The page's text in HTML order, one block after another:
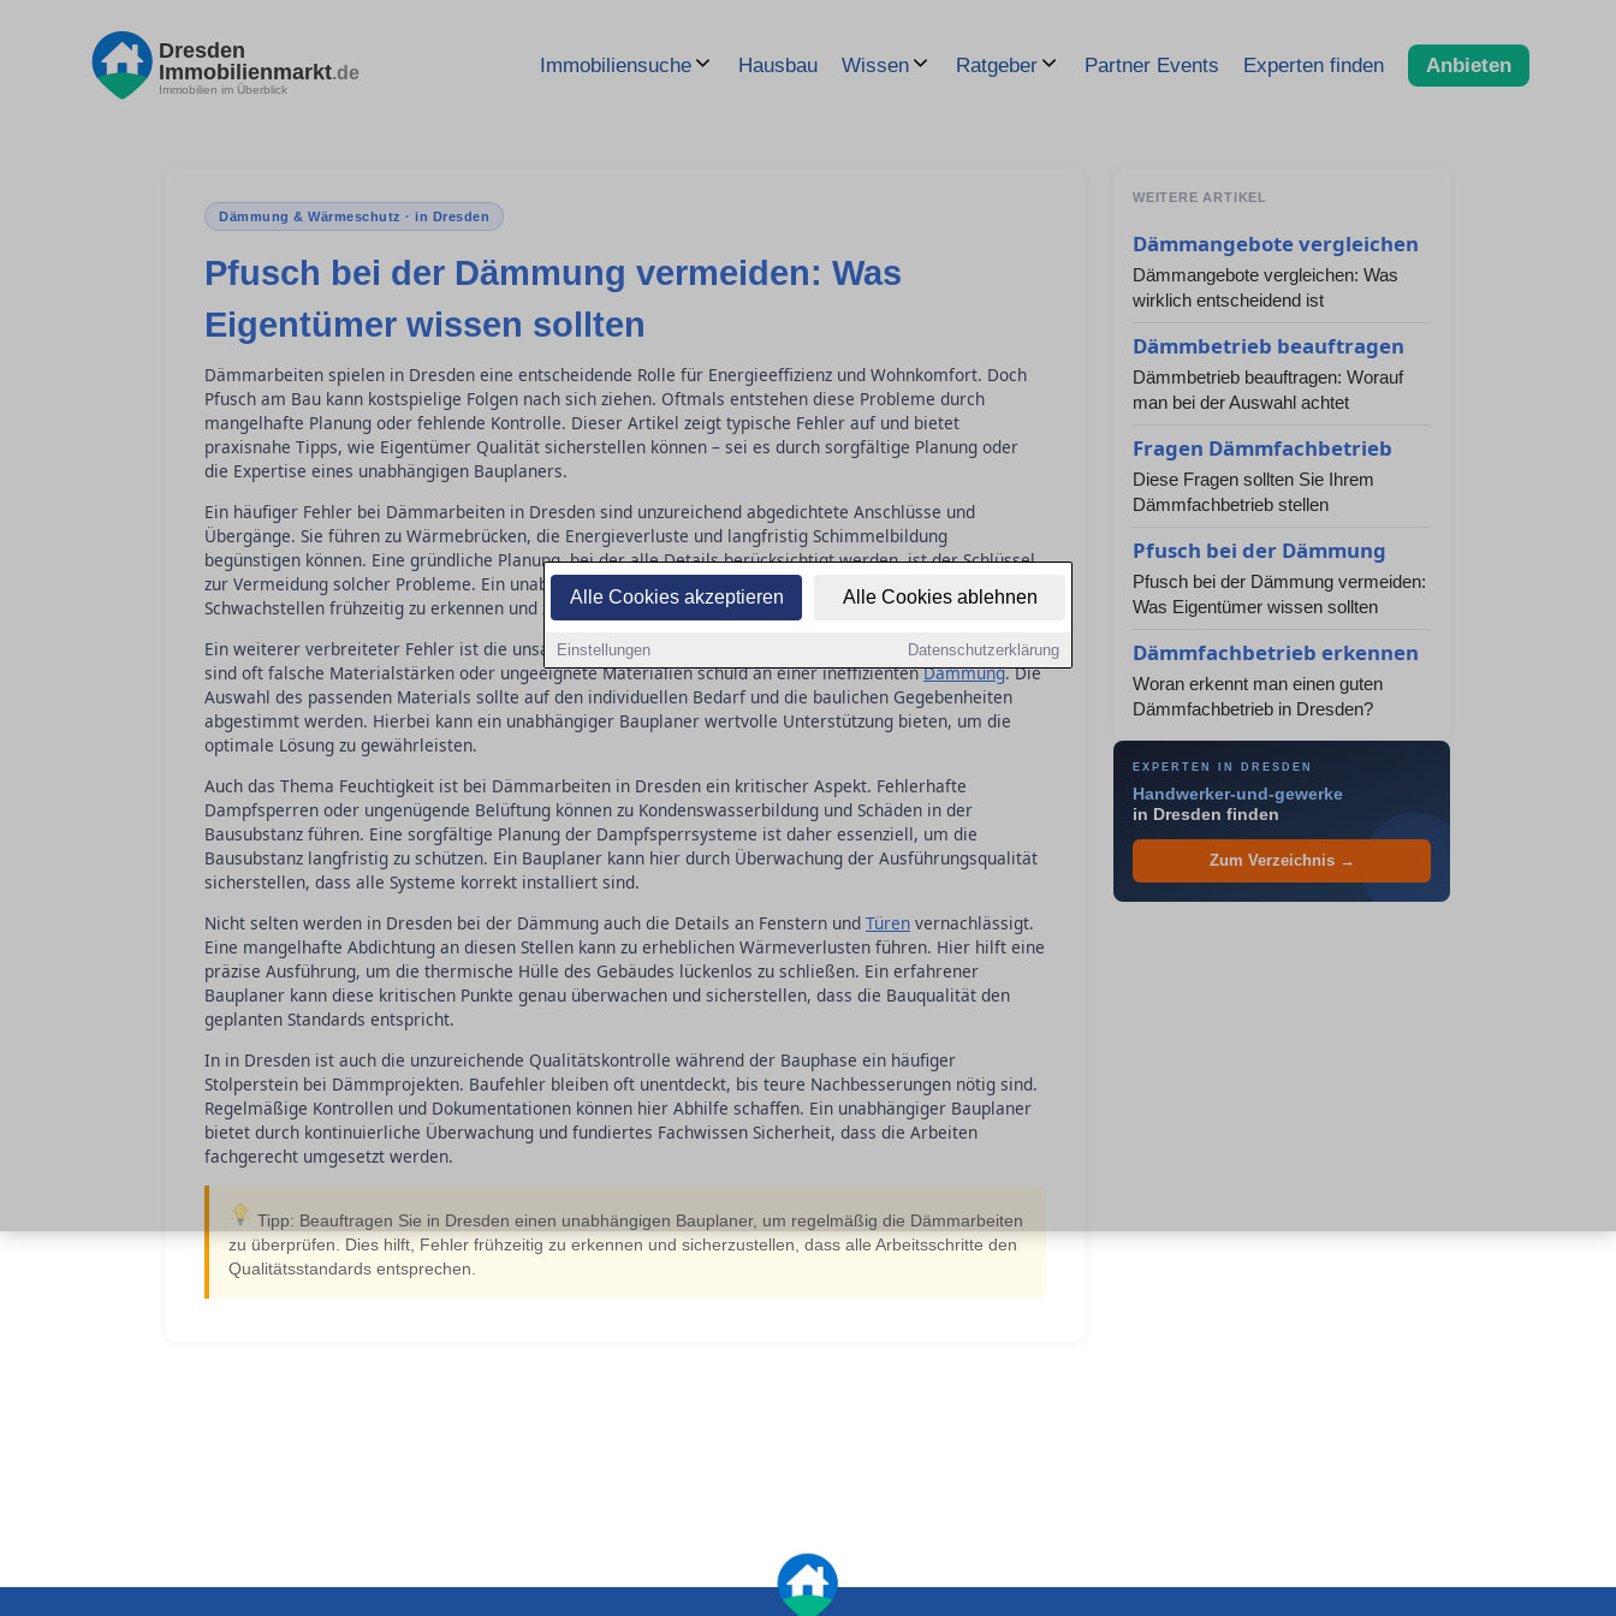
Alle Cookies akzeptieren Alle Cookies ablehnen
Einstellungen Datenschutzerklärung
Dresden
Immobilienmarkt.de
Immobilien im Überblick
Immobiliensuche Hausbau Wissen Ratgeber Partner Events Experten finden Anbieten
Dämmung & Wärmeschutz · in Dresden
Pfusch bei der Dämmung vermeiden: Was
Eigentümer wissen sollten
Dämmarbeiten spielen in Dresden eine entscheidende Rolle für Energieeffizienz und Wohnkomfort. Doch
Pfusch am Bau kann kostspielige Folgen nach sich ziehen. Oftmals entstehen diese Probleme durch
mangelhafte Planung oder fehlende Kontrolle. Dieser Artikel zeigt typische Fehler auf und bietet
praxisnahe Tipps, wie Eigentümer Qualität sicherstellen können – sei es durch sorgfältige Planung oder
die Expertise eines unabhängigen Bauplaners.
Ein häufiger Fehler bei Dämmarbeiten in Dresden sind unzureichend abgedichtete Anschlüsse und
Übergänge. Sie führen zu Wärmebrücken, die Energieverluste und langfristig Schimmelbildung
begünstigen können. Eine gründliche Planung, bei der alle Details berücksichtigt werden, ist der Schlüssel
zur Vermeidung solcher Probleme. Ein unabhängiger Bauplaner kann dabei helfen, potenzielle
Schwachstellen frühzeitig zu erkennen und zu beheben.
Ein weiterer verbreiteter Fehler ist die unsachgemäße Verarbeitung der Dämmmaterialien. In in Dresden
sind oft falsche Materialstärken oder ungeeignete Materialien schuld an einer ineffizientenDämmung. Die
Auswahl des passenden Materials sollte auf den individuellen Bedarf und die baulichen Gegebenheiten
abgestimmt werden. Hierbei kann ein unabhängiger Bauplaner wertvolle Unterstützung bieten, um die
optimale Lösung zu gewährleisten.
Auch das Thema Feuchtigkeit ist bei Dämmarbeiten in Dresden ein kritischer Aspekt. Fehlerhafte
Dampfsperren oder ungenügende Belüftung können zu Kondenswasserbildung und Schäden in der
Bausubstanz führen. Eine sorgfältige Planung der Dampfsperrsysteme ist daher essenziell, um die
Bausubstanz langfristig zu schützen. Ein Bauplaner kann hier durch Überwachung der Ausführungsqualität
sicherstellen, dass alle Systeme korrekt installiert sind.
Nicht selten werden in Dresden bei der Dämmung auch die Details an Fenstern und Türen vernachlässigt.
Eine mangelhafte Abdichtung an diesen Stellen kann zu erheblichen Wärmeverlusten führen. Hier hilft eine
präzise Ausführung, um die thermische Hülle des Gebäudes lückenlos zu schließen. Ein erfahrener
Bauplaner kann diese kritischen Punkte genau überwachen und sicherstellen, dass die Bauqualität den
geplanten Standards entspricht.
In in Dresden ist auch die unzureichende Qualitätskontrolle während der Bauphase ein häufiger
Stolperstein bei Dämmprojekten. Baufehler bleiben oft unentdeckt, bis teure Nachbesserungen nötig sind.
Regelmäßige Kontrollen und Dokumentationen können hier Abhilfe schaffen. Ein unabhängiger Bauplaner
bietet durch kontinuierliche Überwachung und fundiertes Fachwissen Sicherheit, dass die Arbeiten
fachgerecht umgesetzt werden.
Tipp: Beauftragen Sie in Dresden einen unabhängigen Bauplaner, um regelmäßig die Dämmarbeiten
zu überprüfen. Dies hilft, Fehler frühzeitig zu erkennen und sicherzustellen, dass alle Arbeitsschritte den
Qualitätsstandards entsprechen.
WEITERE ARTIKEL
Dämmangebote vergleichen
Dämmangebote vergleichen: Was
wirklich entscheidend ist
Dämmbetrieb beauftragen
Dämmbetrieb beauftragen: Worauf
man bei der Auswahl achtet
Fragen Dämmfachbetrieb
Diese Fragen sollten Sie Ihrem
Dämmfachbetrieb stellen
Pfusch bei der Dämmung
Pfusch bei der Dämmung vermeiden:
Was Eigentümer wissen sollten
Dämmfachbetrieb erkennen
Woran erkennt man einen guten
Dämmfachbetrieb in Dresden?
EXPERTEN IN DRESDEN
Handwerker-und-gewerke
in Dresden finden
Zum Verzeichnis →